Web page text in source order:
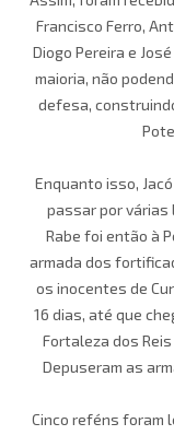
Francisco Ferro,
Diogo Pereira e
maioria, não
defesa,
Enquanto isso,
passar por várias
Rabe foi então à
armada dos
os inocentes de
16 dias, até que
Fortaleza dos
Depuseram as
Cinco reféns foram